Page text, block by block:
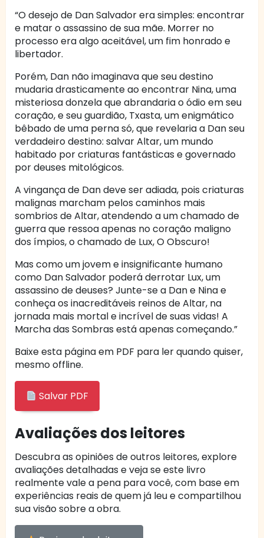
“O desejo de Dan Salvador era simples: encontrar
e matar o assassino de sua mãe. Morrer no
processo era algo aceitável, um fim honrado e
libertador.
Porém, Dan não imaginava que seu destino
mudaria drasticamente ao encontrar Nina, uma
misteriosa donzela que abrandaria o ódio em seu
coração, e seu guardião, Txasta, um enigmático
bêbado de uma perna só, que revelaria a Dan seu
verdadeiro destino: salvar Altar, um mundo
habitado por criaturas fantásticas e governado
por deuses mitológicos.
A vingança de Dan deve ser adiada, pois criaturas
malignas marcham pelos caminhos mais
sombrios de Altar, atendendo a um chamado de
guerra que ressoa apenas no coração maligno
dos ímpios, o chamado de Lux, O Obscuro!
Mas como um jovem e insignificante humano
como Dan Salvador poderá derrotar Lux, um
assassino de deuses? Junte-se a Dan e Nina e
conheça os inacreditáveis reinos de Altar, na
jornada mais mortal e incrível de suas vidas! A
Marcha das Sombras está apenas começando.”
Baixe esta página em PDF para ler quando quiser,
mesmo offline.
Salvar PDF
Avaliações dos leitores
Descubra as opiniões de outros leitores, explore
avaliações detalhadas e veja se este livro
realmente vale a pena para você, com base em
experiências reais de quem já leu e compartilhou
sua visão sobre a obra.